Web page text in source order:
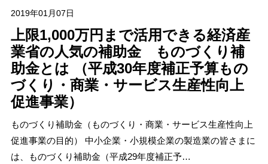
2019年01月07日
上限1,000万円まで活用できる経済産
業省の人気の補助金 ものづくり補
助金とは （平成30年度補正予算もの
づくり・商業・サービス生産性向上
促進事業）
ものづくり補助金（ものづくり・商業・サービス生産性向上
促進事業の目的） 中小企業・小規模企業の製造業の皆さまに
は、ものづくり補助金（平成29年度補正予…